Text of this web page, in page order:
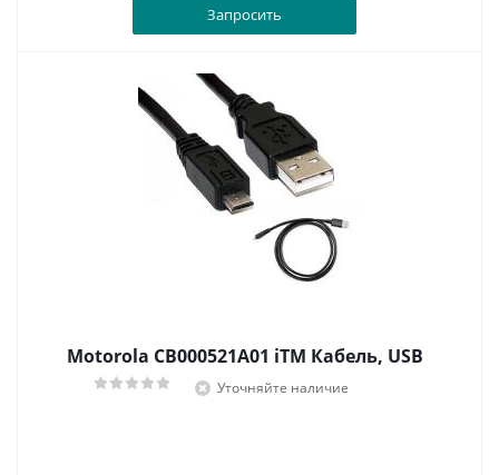
Запросить
Motorola CB000521A01 iTM Кабель, USB
Уточняйте наличие